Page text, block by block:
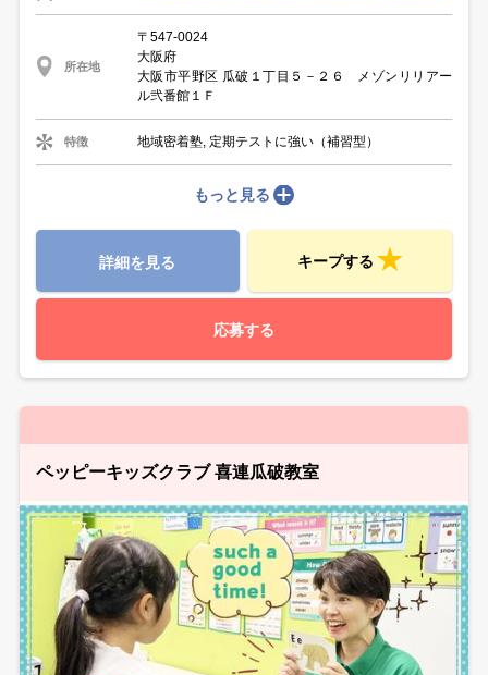
所在地
〒547-0024
大阪府
大阪市平野区 瓜破１丁目５－２６ メゾンリリアー
ル弐番館１Ｆ
特徴 地域密着塾, 定期テストに強い（補習型）
もっと見る
詳細を見る キープする
応募する
ペッピーキッズクラブ 喜連瓜破教室